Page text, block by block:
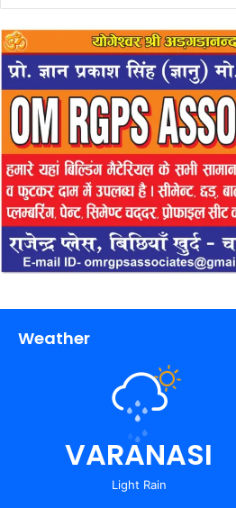
Weather
VARANASI
Light Rain